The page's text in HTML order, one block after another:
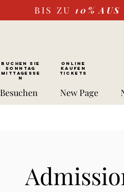
BIS ZU 10% AUS
BUCHEN SIE
SONNTAG
Mittagesse
n
ONLINE
kaufen
Tickets
Besuchen New Page